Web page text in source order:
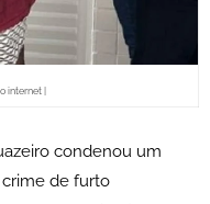
internet |
condenou um
de furto